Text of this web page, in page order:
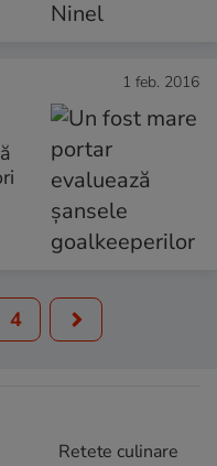
1 feb. 2016
4
Retete culinare